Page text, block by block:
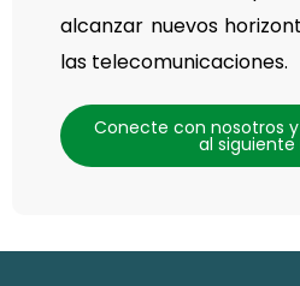
alcanzar nuevos
las telecomunicaciones.
Conecte con nosotros
al siguiente